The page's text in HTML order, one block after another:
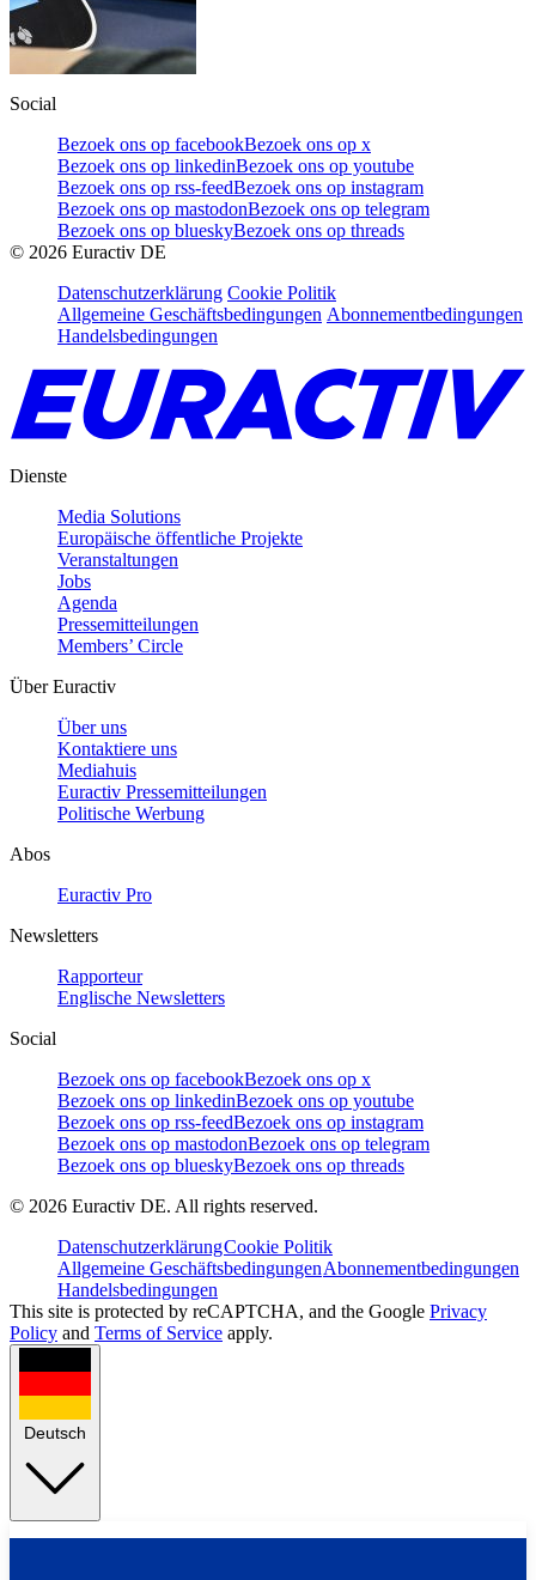
Social
Bezoek ons op facebookBezoek ons op x
Bezoek ons op linkedinBezoek ons op youtube
Bezoek ons op rss-feedBezoek ons op instagram
Bezoek ons op mastodonBezoek ons op telegram
Bezoek ons op blueskyBezoek ons op threads
© 2026 Euractiv DE
Datenschutzerklärung Cookie Politik
Allgemeine Geschäftsbedingungen Abonnementbedingungen
Handelsbedingungen
Dienste
Media Solutions
Europäische öffentliche Projekte
Veranstaltungen
Jobs
Agenda
Pressemitteilungen
Members’ Circle
Über Euractiv
Über uns
Kontaktiere uns
Mediahuis
Euractiv Pressemitteilungen
Politische Werbung
Abos
Euractiv Pro
Newsletters
Rapporteur
Englische Newsletters
Social
Bezoek ons op facebookBezoek ons op x
Bezoek ons op linkedinBezoek ons op youtube
Bezoek ons op rss-feedBezoek ons op instagram
Bezoek ons op mastodonBezoek ons op telegram
Bezoek ons op blueskyBezoek ons op threads
© 2026 Euractiv DE. All rights reserved.
DatenschutzerklärungCookie Politik
Allgemeine GeschäftsbedingungenAbonnementbedingungen
Handelsbedingungen
This site is protected by reCAPTCHA, and the Google Privacy
Policy and Terms of Service apply.
Deutsch